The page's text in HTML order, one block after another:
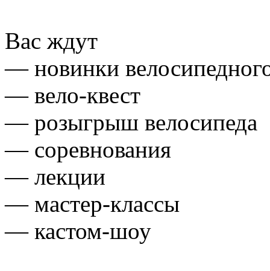
Вас ждут
— новинки
— вело-квест
— розыгрыш велосипеда
— соревнования
— лекции
— мастер-классы
— кастом-шоу